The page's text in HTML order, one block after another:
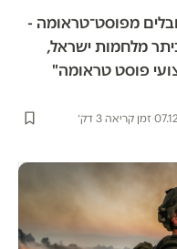
מפוסט־טראומה -
מלחמות ישראל,
פוסט טראומה"
·זמן קריאה 3 דק׳